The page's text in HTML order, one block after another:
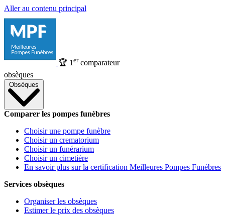
Aller au contenu principal
🏆 1 ercomparateur
obsèques
Obsèques
Comparer les pompes funèbres
Choisir une pompe funèbre
Choisir un crematorium
Choisir un funérarium
Choisir un cimetière
En savoir plus sur la certification Meilleures Pompes Funèbres
Services obsèques
Organiser les obsèques
Estimer le prix des obsèques